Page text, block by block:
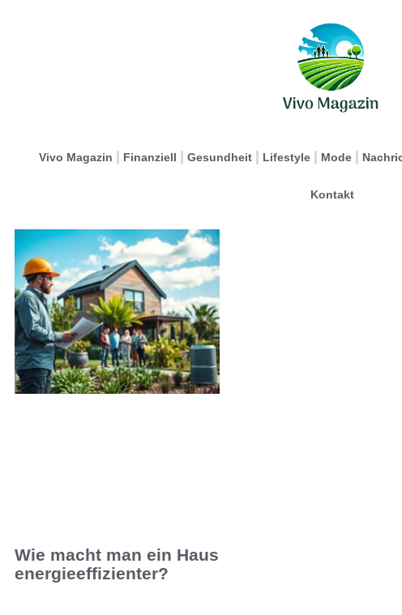
Vivo Magazin Finanziell Gesundheit Lifestyle Mode
Kontakt
Wie macht man ein Haus
energieeffizienter?